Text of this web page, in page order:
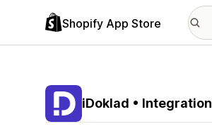
Shopify App Store
iDoklad • Integration